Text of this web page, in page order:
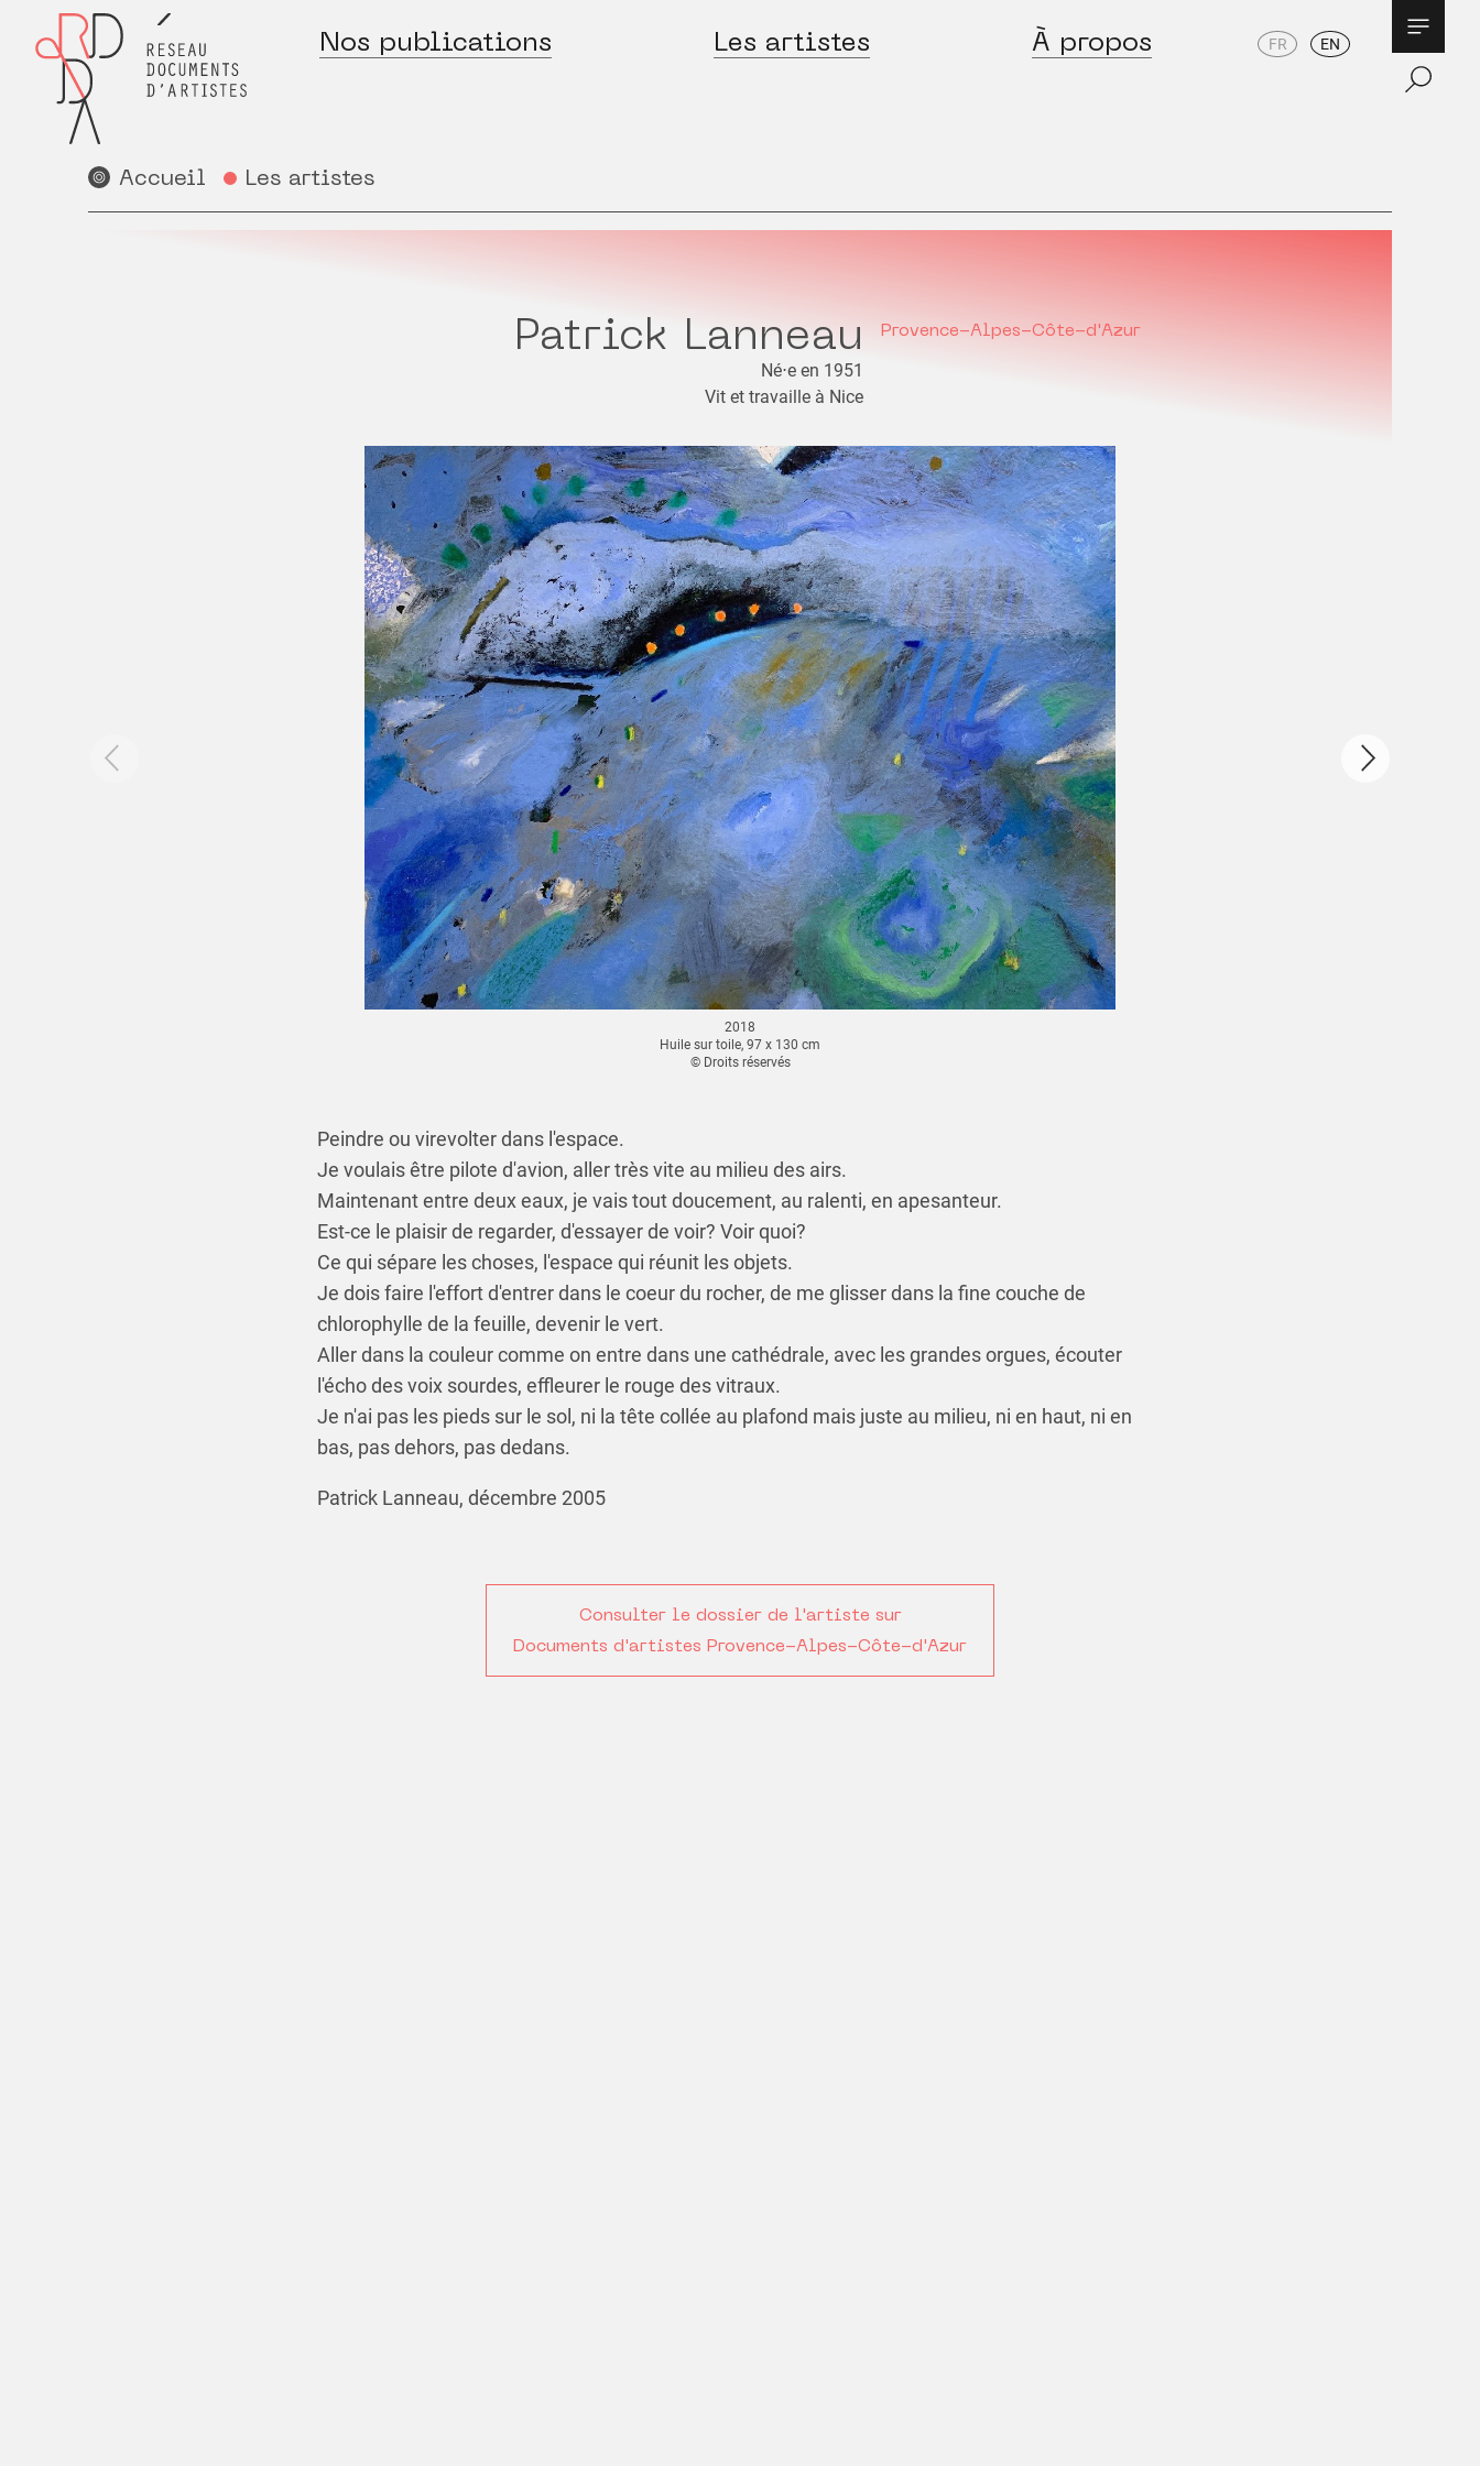
Nos publications Les artistes À propos FR EN
Accueil Les artistes
Provence-Alpes-Côte-d'Azur
Patrick Lanneau
Né⋅e en 1951
Vit et travaille à Nice
2018
Huile sur toile, 97 x 130 cm
© Droits réservés
Peindre ou virevolter dans l'espace.
Je voulais être pilote d'avion, aller très vite au milieu des airs.
Maintenant entre deux eaux, je vais tout doucement, au ralenti, en apesanteur.
Est-ce le plaisir de regarder, d'essayer de voir? Voir quoi?
Ce qui sépare les choses, l'espace qui réunit les objets.
Je dois faire l'effort d'entrer dans le coeur du rocher, de me glisser dans la fine couche de
chlorophylle de la feuille, devenir le vert.
Aller dans la couleur comme on entre dans une cathédrale, avec les grandes orgues, écouter
l'écho des voix sourdes, effleurer le rouge des vitraux.
Je n'ai pas les pieds sur le sol, ni la tête collée au plafond mais juste au milieu, ni en haut, ni en
bas, pas dehors, pas dedans.
Patrick Lanneau, décembre 2005
Consulter le dossier de l'artiste sur
Documents d'artistes Provence-Alpes-Côte-d'Azur